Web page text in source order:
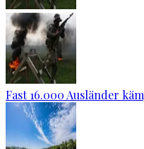
Fast 16.000 Ausländer